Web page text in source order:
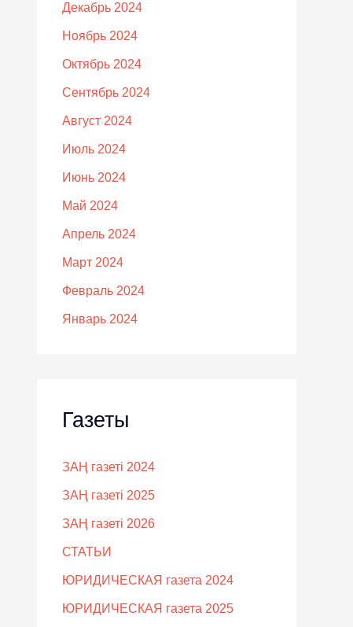
Декабрь 2024
Ноябрь 2024
Октябрь 2024
Сентябрь 2024
Август 2024
Июль 2024
Июнь 2024
Май 2024
Апрель 2024
Март 2024
Февраль 2024
Январь 2024
Газеты
ЗАҢ газеті 2024
ЗАҢ газеті 2025
ЗАҢ газеті 2026
СТАТЬИ
ЮРИДИЧЕСКАЯ газета 2024
ЮРИДИЧЕСКАЯ газета 2025